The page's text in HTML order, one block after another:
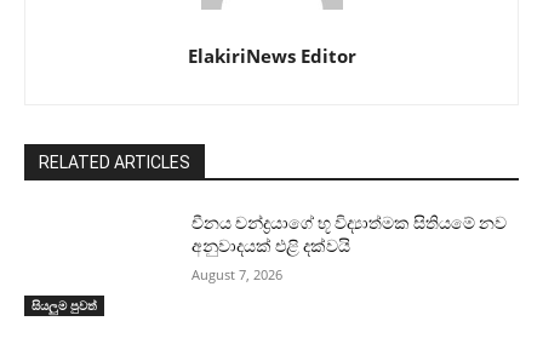
ElakiriNews Editor
RELATED ARTICLES
සියලුම පුවත්
චීනය චන්ද්‍රයාගේ භූ විද්‍යාත්මක සිතියමේ නව
අනුවාදයක් එළි දක්වයි
August 7, 2026